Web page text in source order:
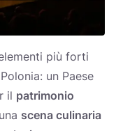
più forti
un Paese
il patrimonio
scena culinaria